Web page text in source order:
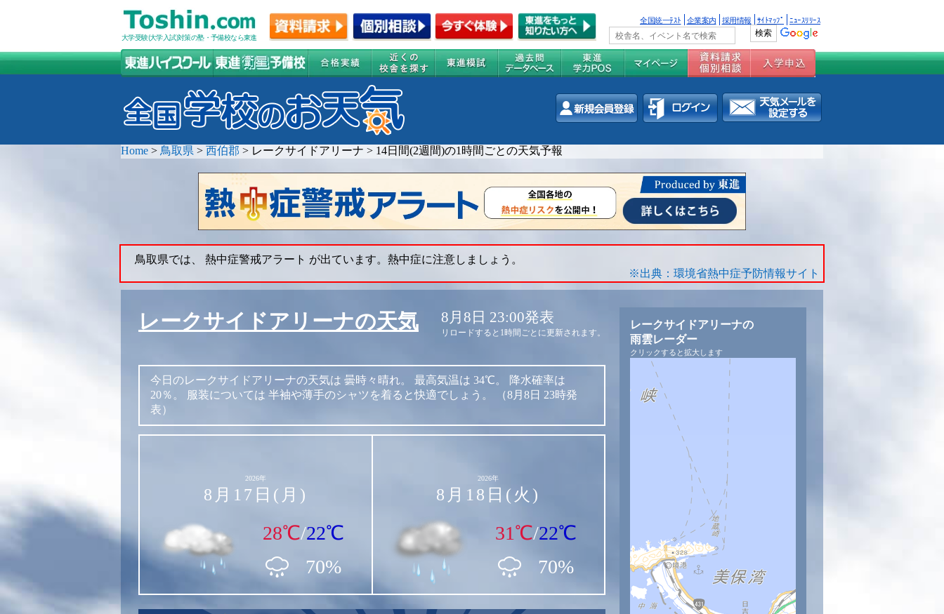
大学受験(大学入試)対策の塾・予備校なら東進
全国統一ﾃｽﾄ 企業案内 採用情報 ｻｲﾄﾏｯﾌﾟ ﾆｭｰｽﾘﾘｰｽ
Home > 鳥取県 > 西伯郡 > レークサイドアリーナ > 14日間(2週間)の1時間ごとの天気予報
鳥取県では、 熱中症警戒アラート が出ています。熱中症に注意しましょう。
※出典：環境省熱中症予防情報サイト
レークサイドアリーナの天気 8月8日 23:00発表
リロードすると1時間ごとに更新されます。
今日のレークサイドアリーナの天気は 曇時々晴れ。 最高気温は 34℃。
降水確率は
20％。
服装については 半袖や薄手のシャツを着ると快適でしょう。
（8月8日 23時発
表）
2026年
8月17日(月)
28℃/22℃
70%
2026年
8月18日(火)
31℃/22℃
70%
レークサイドアリーナの
雨雲レーダー
クリックすると拡大します